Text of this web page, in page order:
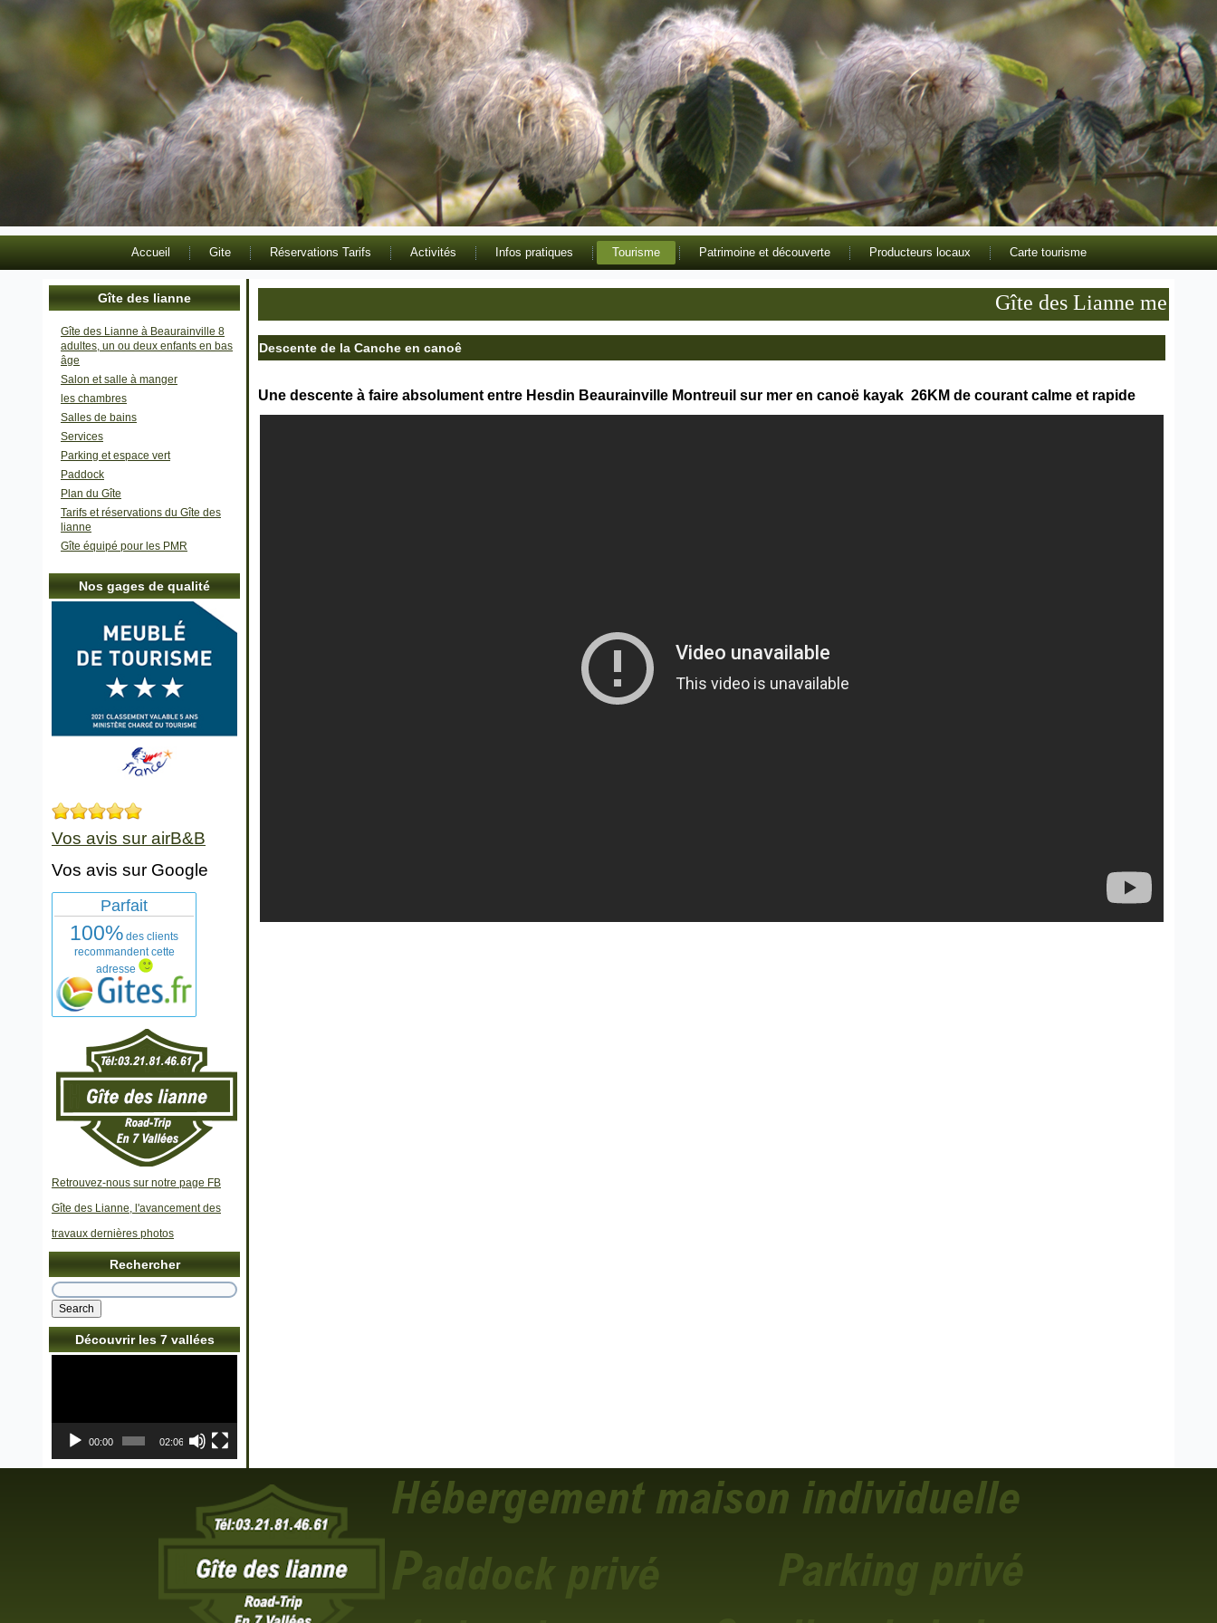
Accueil Gite Réservations Tarifs Activités Infos pratiques Tourisme Patrimoine et découverte Producteurs locaux Carte tourisme
Gîte des lianne
Gîte des Lianne à Beaurainville 8
adultes, un ou deux enfants en bas
âge
Salon et salle à manger
les chambres
Salles de bains
Services
Parking et espace vert
Paddock
Plan du Gîte
Tarifs et réservations du Gîte des
lianne
Gîte équipé pour les PMR
Nos gages de qualité
Vos avis sur airB&B
Vos avis sur Google
Parfait
100% des clients
recommandent cette
adresse
Retrouvez-nous sur notre page FB
Gîte des Lianne, l'avancement des
travaux dernières photos
Rechercher
Découvrir les 7 vallées
00:00 02:06
Gîte des Lianne meublé de
Descente de la Canche en canoê
Une descente à faire absolument entre Hesdin Beaurainville Montreuil sur mer en canoë kayak 26KM de courant calme et rapide